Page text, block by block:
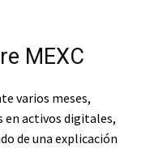
MEXC
varios meses,
en activos digitales,
de una explicación